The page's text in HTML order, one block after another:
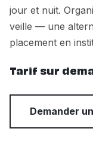
jour et nuit.
veille — une
placement en
Tarif sur
Demander